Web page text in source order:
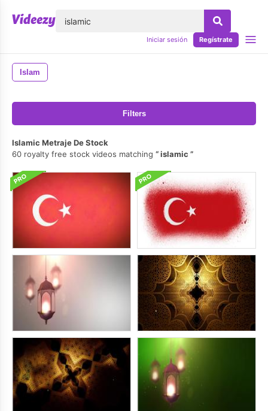
Iniciar sesión Regístrate
Islam
Filters
Islamic Metraje De Stock
60 royalty free stock videos matching
islamic